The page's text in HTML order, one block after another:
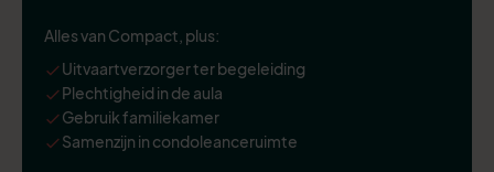
Alles van Compact, plus:
Uitvaartverzorger ter begeleiding
Plechtigheid in de aula
Gebruik familiekamer
Samenzijn in condoleanceruimte